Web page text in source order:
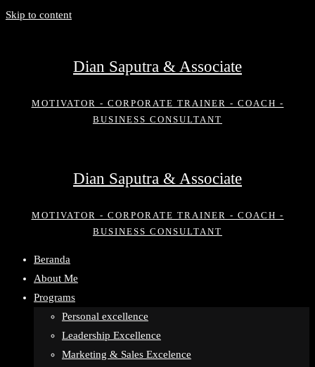
Skip to content
Dian Saputra & Associate
MOTIVATOR - CORPORATE TRAINER - COACH -
BUSINESS CONSULTANT
Dian Saputra & Associate
MOTIVATOR - CORPORATE TRAINER - COACH -
BUSINESS CONSULTANT
Beranda
About Me
Programs
Personal excellence
Leadership Excellence
Marketing & Sales Excelence